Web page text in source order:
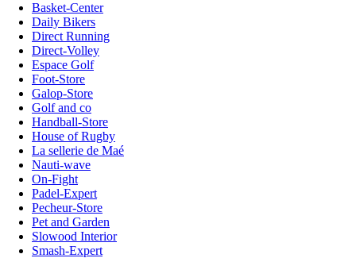
Basket-Center
Daily Bikers
Direct Running
Direct-Volley
Espace Golf
Foot-Store
Galop-Store
Golf and co
Handball-Store
House of Rugby
La sellerie de Maé
Nauti-wave
On-Fight
Padel-Expert
Pecheur-Store
Pet and Garden
Slowood Interior
Smash-Expert